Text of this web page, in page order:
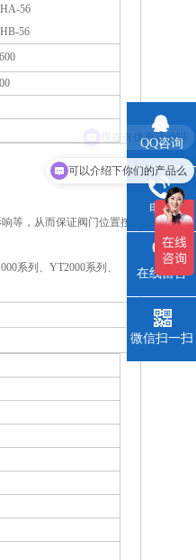
可以介绍下你们的产品么
56
56
等，从而保证阀门位置按
系列、YT2000系列、
QQ咨询
电话
在线留言
微信扫一扫